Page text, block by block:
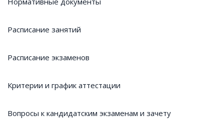
Расписание занятий
Расписание экзаменов
Критерии и график аттестации
Вопросы к кандидатским экзаменам и зачету